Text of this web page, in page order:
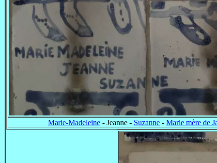
Marie-Madeleine - Jeanne - Suzanne - Marie mère de